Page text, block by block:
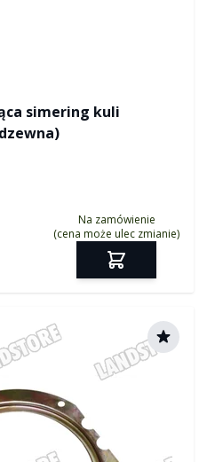
simering kuli
Na zamówienie
(cena może ulec zmianie)